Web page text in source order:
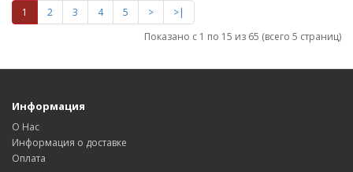
1 2 3 4 5 >
>|
Показано с 1 по 15 из 65 (всего 5 страниц)
Информация
О Нас
Информация о доставке
Оплата